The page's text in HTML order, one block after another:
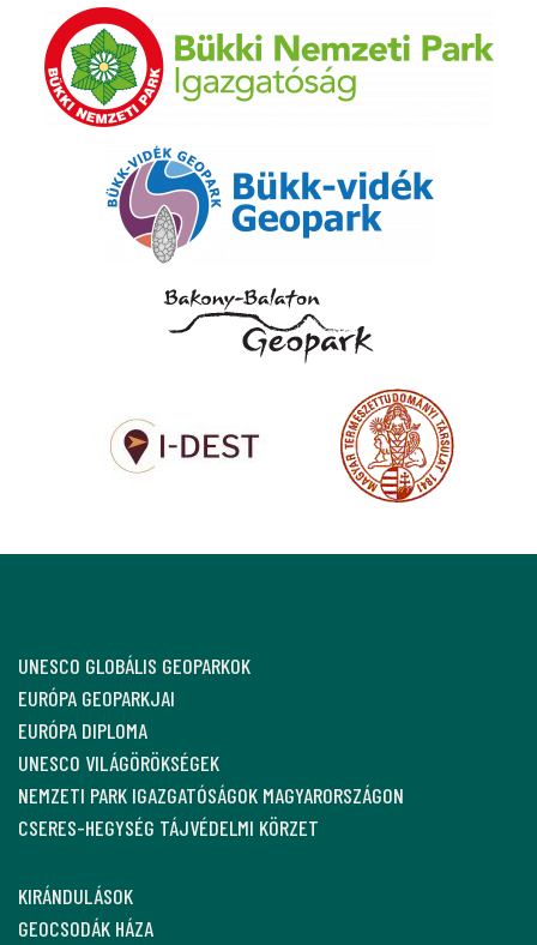
UNESCO GLOBÁLIS GEOPARKOK
EURÓPA GEOPARKJAI
EURÓPA DIPLOMA
UNESCO VILÁGÖRÖKSÉGEK
NEMZETI PARK IGAZGATÓSÁGOK MAGYARORSZÁGON
CSERES-HEGYSÉG TÁJVÉDELMI KÖRZET
KIRÁNDULÁSOK
GEOCSODÁK HÁZA